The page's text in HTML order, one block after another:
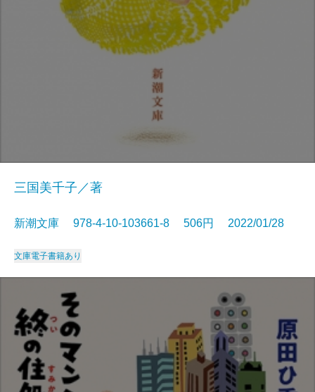
三国美千子／著
新潮文庫 978-4-10-103661-8 506円 2022/01/28
文庫電子書籍あり